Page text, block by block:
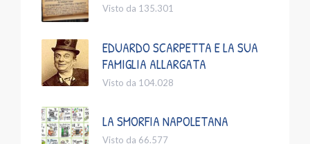
Visto da 135.301
EDUARDO SCARPETTA E LA SUA
FAMIGLIA ALLARGATA
Visto da 104.028
LA SMORFIA NAPOLETANA
Visto da 66.577